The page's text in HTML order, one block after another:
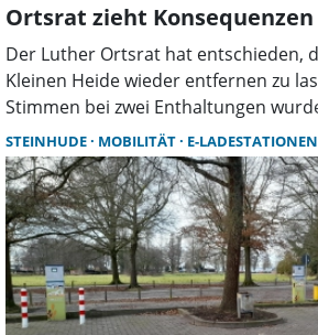
Ortsrat zieht Konsequenzen
Der Luther Ortsrat hat entschieden,
Kleinen Heide wieder entfernen zu
Stimmen bei zwei Enthaltungen
Hannover gebeten, das ursprünglich
gedachte Stadtmöbel an einem
Nutzung zuzuführen.
STEINHUDE MOBILITÄT E-LADESTATIONEN